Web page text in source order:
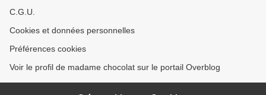
C.G.U.
Cookies et données personnelles
Préférences cookies
Voir le profil de madame chocolat sur le portail Overblog